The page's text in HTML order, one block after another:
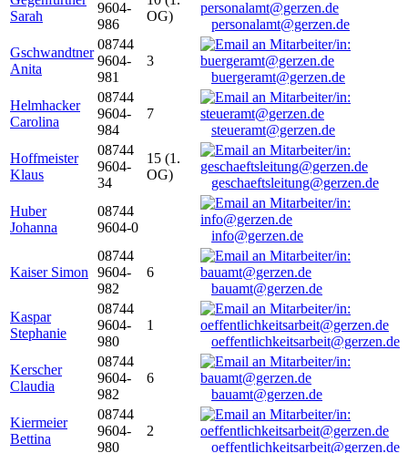
Sarah
9604-
986
OG)
personalamt@gerzen.de
Gschwandtner
Anita
08744
9604-
981
3
buergeramt@gerzen.de
Helmhacker
Carolina
08744
9604-
984
7
steueramt@gerzen.de
Hoffmeister
Klaus
08744
9604-
34
15 (1.
OG)
geschaeftsleitung@gerzen.de
Huber
Johanna
08744
9604-0
info@gerzen.de
Kaiser Simon
08744
9604-
982
6
bauamt@gerzen.de
Kaspar
Stephanie
08744
9604-
980
1
oeffentlichkeitsarbeit@gerzen.de
Kerscher
Claudia
08744
9604-
982
6
bauamt@gerzen.de
Kiermeier
Bettina
08744
9604-
980
2
oeffentlichkeitsarbeit@gerzen.de